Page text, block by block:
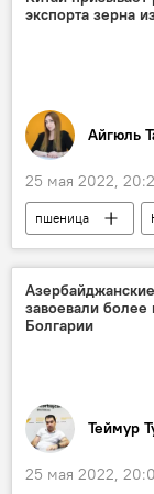
экспорта зерна
Айгюль
25 мая 2022,
пшеница
Зерно
Мир
завоевали
Болгарии
Теймур
25 мая 2022,